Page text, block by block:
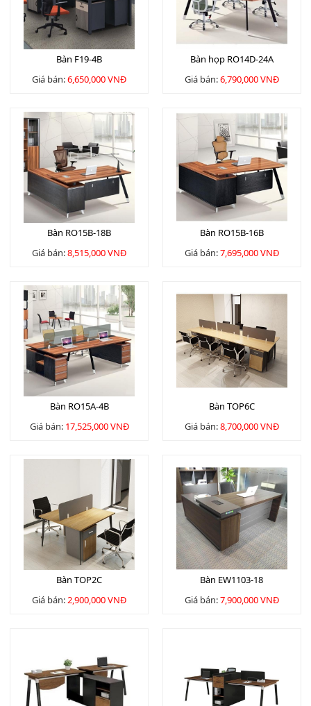
Bàn F19-4B
Giá bán:6,650,000 VNĐ
Bàn họp RO14D-24A
Giá bán:6,790,000 VNĐ
Bàn RO15B-18B
Giá bán:8,515,000 VNĐ
Bàn RO15B-16B
Giá bán:7,695,000 VNĐ
Bàn RO15A-4B
Giá bán: 17,525,000 VNĐ
Bàn TOP6C
Giá bán:8,700,000 VNĐ
Bàn TOP2C
Giá bán:2,900,000 VNĐ
Bàn EW1103-18
Giá bán:7,900,000 VNĐ